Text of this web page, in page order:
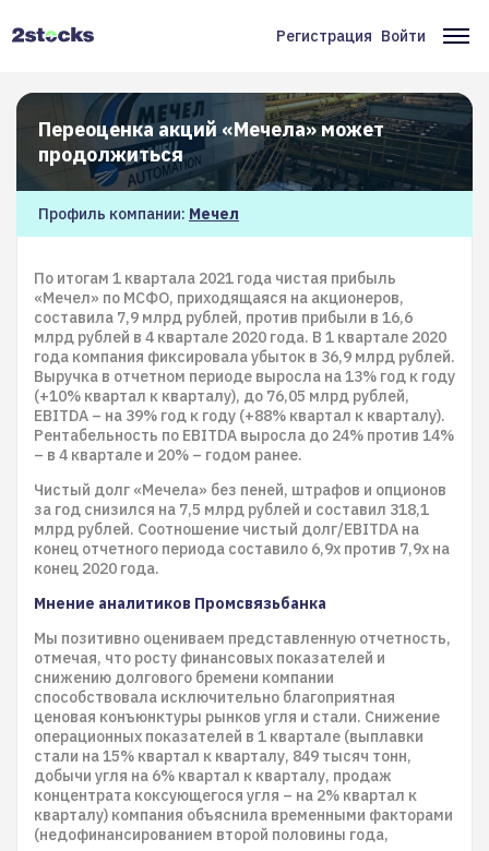
Меню
учётной
записи
пользователя
Регистрация Войти
Переоценка акций «Мечела» может
продолжиться
Профиль компании: Мечел
По итогам 1 квартала 2021 года чистая прибыль
«Мечел» по МСФО, приходящаяся на акционеров,
составила 7,9 млрд рублей, против прибыли в 16,6
млрд рублей в 4 квартале 2020 года. В 1 квартале 2020
года компания фиксировала убыток в 36,9 млрд рублей.
Выручка в отчетном периоде выросла на 13% год к году
(+10% квартал к кварталу), до 76,05 млрд рублей,
EBITDA – на 39% год к году (+88% квартал к кварталу).
Рентабельность по EBITDA выросла до 24% против 14%
– в 4 квартале и 20% – годом ранее.
Чистый долг «Мечела» без пеней, штрафов и опционов
за год снизился на 7,5 млрд рублей и составил 318,1
млрд рублей. Соотношение чистый долг/EBITDA на
конец отчетного периода составило 6,9х против 7,9х на
конец 2020 года.
Мнение аналитиков Промсвязьбанка
Мы позитивно оцениваем представленную отчетность,
отмечая, что росту финансовых показателей и
снижению долгового бремени компании
способствовала исключительно благоприятная
ценовая конъюнктуры рынков угля и стали. Снижение
операционных показателей в 1 квартале (выплавки
стали на 15% квартал к кварталу, 849 тысяч тонн,
добычи угля на 6% квартал к кварталу, продаж
концентрата коксующегося угля – на 2% квартал к
кварталу) компания объяснила временными факторами
(недофинансированием второй половины года,